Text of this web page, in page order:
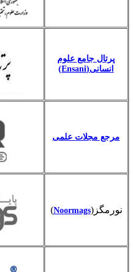
جامع علوم
علمی
Noormags
)